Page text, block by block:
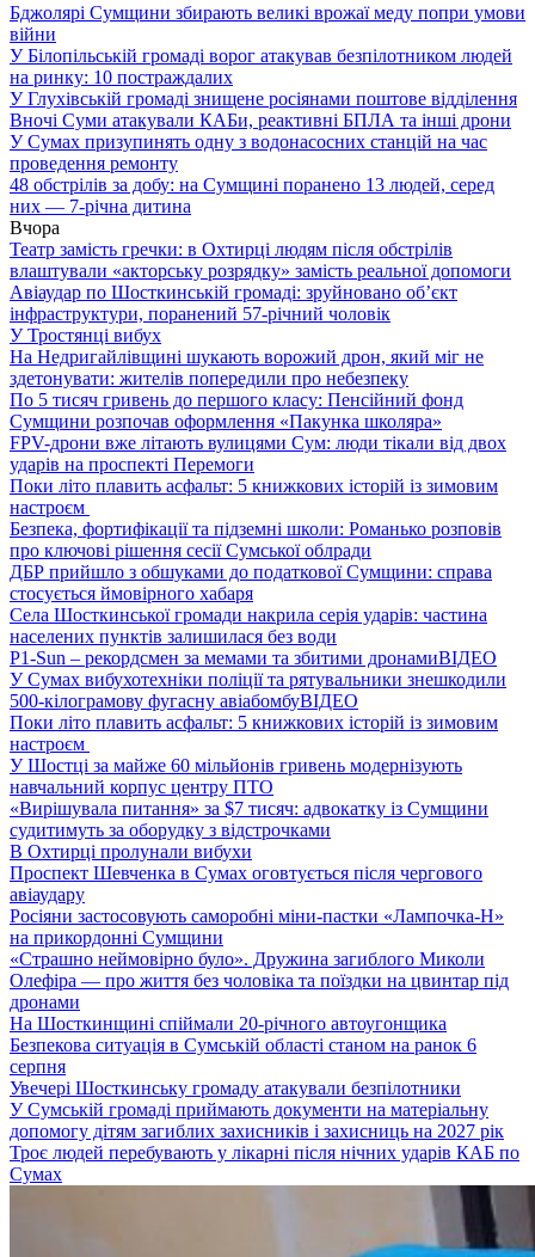
Бджолярі Сумщини збирають великі врожаї меду попри умови
війни
У Білопільській громаді ворог атакував безпілотником людей
на ринку: 10 постраждалих
У Глухівській громаді знищене росіянами поштове відділення
Вночі Суми атакували КАБи, реактивні БПЛА та інші дрони
У Сумах призупинять одну з водонасосних станцій на час
проведення ремонту
48 обстрілів за добу: на Сумщині поранено 13 людей, серед
них — 7-річна дитина
Вчора
Театр замість гречки: в Охтирці людям після обстрілів
влаштували «акторську розрядку» замість реальної допомоги
Авіаудар по Шосткинській громаді: зруйновано об’єкт
інфраструктури, поранений 57-річний чоловік
У Тростянці вибух
На Недригайлівщині шукають ворожий дрон, який міг не
здетонувати: жителів попередили про небезпеку
По 5 тисяч гривень до першого класу: Пенсійний фонд
Сумщини розпочав оформлення «Пакунка школяра»
FPV-дрони вже літають вулицями Сум: люди тікали від двох
ударів на проспекті Перемоги
Поки літо плавить асфальт: 5 книжкових історій із зимовим
настроєм
Безпека, фортифікації та підземні школи: Романько розповів
про ключові рішення сесії Сумської облради
ДБР прийшло з обшуками до податкової Сумщини: справа
стосується ймовірного хабаря
Села Шосткинської громади накрила серія ударів: частина
населених пунктів залишилася без води
P1-Sun – рекордсмен за мемами та збитими дронамиВІДЕО
У Сумах вибухотехніки поліції та рятувальники знешкодили
500-кілограмову фугасну авіабомбуВІДЕО
Поки літо плавить асфальт: 5 книжкових історій із зимовим
настроєм
У Шостці за майже 60 мільйонів гривень модернізують
навчальний корпус центру ПТО
«Вирішувала питання» за $7 тисяч: адвокатку із Сумщини
судитимуть за оборудку з відстрочками
В Охтирці пролунали вибухи
Проспект Шевченка в Сумах оговтується після чергового
авіаудару
Росіяни застосовують саморобні міни-пастки «Лампочка-Н»
на прикордонні Сумщини
«Страшно неймовірно було». Дружина загиблого Миколи
Олефіра — про життя без чоловіка та поїздки на цвинтар під
дронами
На Шосткинщині спіймали 20-річного автоугонщика
Безпекова ситуація в Сумській області станом на ранок 6
серпня
Увечері Шосткинську громаду атакували безпілотники
У Сумській громаді приймають документи на матеріальну
допомогу дітям загиблих захисників і захисниць на 2027 рік
Троє людей перебувають у лікарні після нічних ударів КАБ по
Сумах